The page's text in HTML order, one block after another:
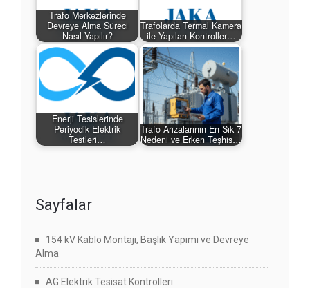
Trafo Merkezlerinde
Devreye Alma Süreci
Nasıl Yapılır?
Trafolarda Termal Kamera
ile Yapılan Kontroller…
Enerji Tesislerinde
Periyodik Elektrik
Testleri…
Trafo Arızalarının En Sık 7
Nedeni ve Erken Teşhis…
Sayfalar
154 kV Kablo Montajı, Başlık Yapımı ve Devreye
Alma
AG Elektrik Tesisat Kontrolleri